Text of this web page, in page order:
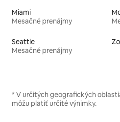
Miami
Mesačné prenájmy
Seattle
Mesačné prenájmy
* V určitých geografických
môžu platiť určité výnimky.